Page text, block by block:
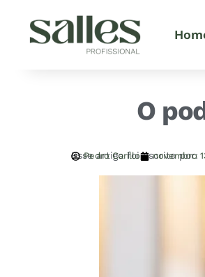
O
Esse artigo foi escrito por:
Pedro Carillo novembro